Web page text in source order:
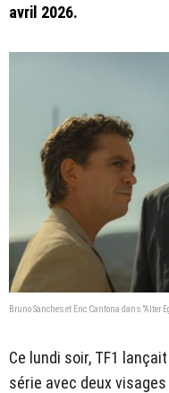
avril 2026.
Bruno Sanches et Eric Cantona dans "Alter
Ce lundi soir, TF1 lançait
série avec deux